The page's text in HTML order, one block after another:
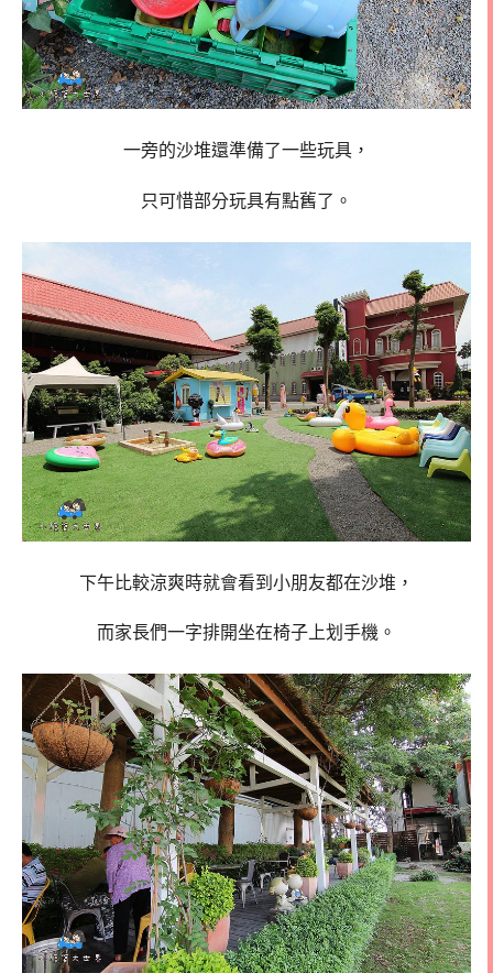
一旁的沙堆還準備了一些玩具，
只可惜部分玩具有點舊了。
下午比較涼爽時就會看到小朋友都在沙堆，
而家長們一字排開坐在椅子上划手機。